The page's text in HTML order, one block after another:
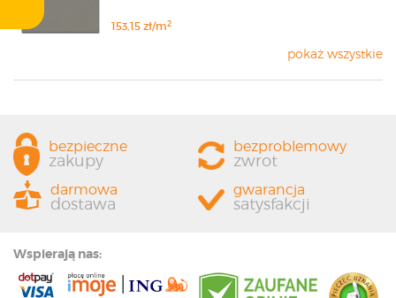
153,15 zł/m2
pokaż wszystkie
bezpieczne
zakupy
bezproblemowy
zwrot
darmowa
dostawa
gwarancja
satysfakcji
Wspierają nas: